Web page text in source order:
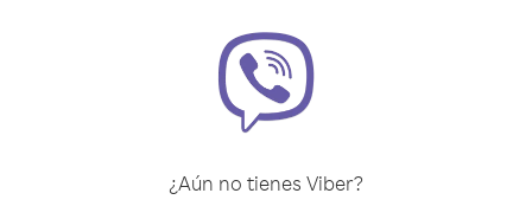
¿Aún no tienes Viber?